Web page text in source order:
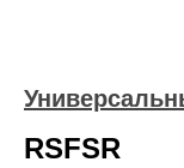
RSFSR